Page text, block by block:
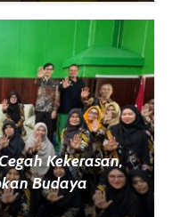
Kekerasan,
Budaya